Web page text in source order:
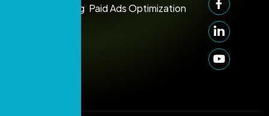
Blog Paid Ads Optimization